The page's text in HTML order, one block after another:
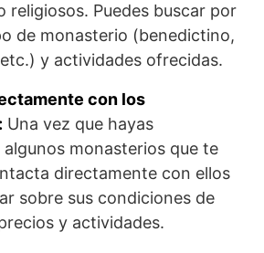
religiosos. Puedes buscar por
de monasterio (benedictino,
y actividades ofrecidas.
con los
Una vez que hayas
monasterios que te
directamente con ellos
sobre sus condiciones de
y actividades.